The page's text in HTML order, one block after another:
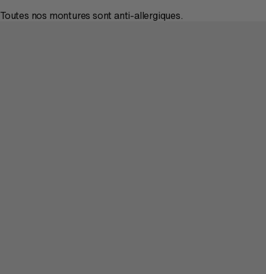
Toutes nos montures sont anti-allergiques.